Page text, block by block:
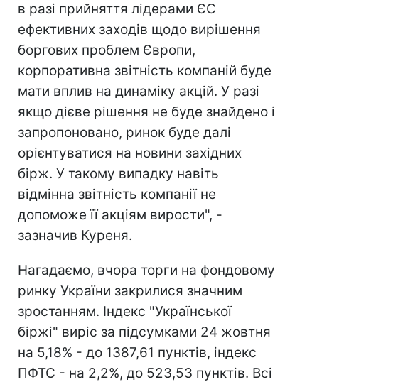
в разі прийняття лідерами ЄС
ефективних заходів щодо вирішення
боргових проблем Європи,
корпоративна звітність компаній буде
мати вплив на динаміку акцій. У разі
якщо дієве рішення не буде знайдено і
запропоновано, ринок буде далі
орієнтуватися на новини західних
бірж. У такому випадку навіть
відмінна звітність компанії не
допоможе її акціям вирости", -
зазначив Куреня.
Нагадаємо, вчора торги на фондовому
ринку України закрилися значним
зростанням. Індекс "Української
біржі" виріс за підсумками 24 жовтня
на 5,18% - до 1387,61 пунктів, індекс
ПФТС - на 2,2%, до 523,53 пунктів. Всі